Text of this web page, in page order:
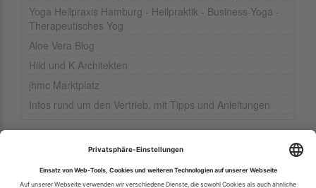
Yoga Heilpraxis Hamburg - Heilpraktik - Business-Yoga -
Therapeutisches Yog
Aloe Vera Blog
Hild und K Architekten
jhmc Marktplatz
Infos rund um den Vertrieb, mit Tipps und Anleitungen